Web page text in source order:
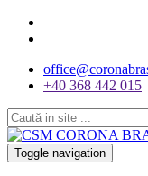
+40 368 442 015
Toggle navigation